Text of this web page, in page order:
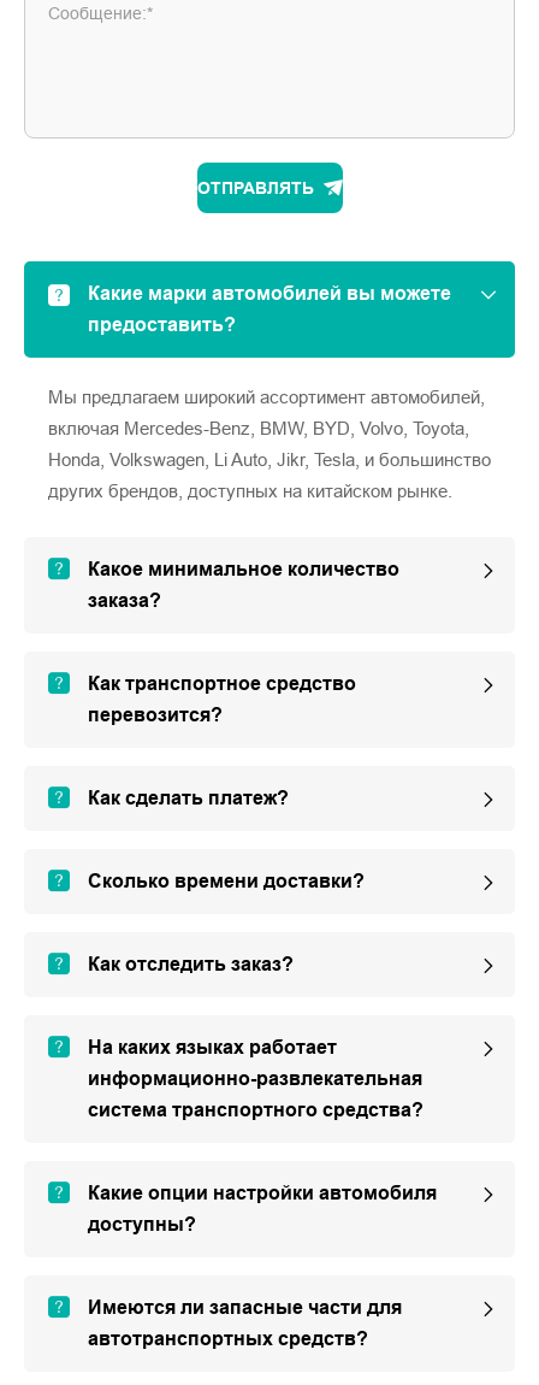
Сообщение:*
ОТПРАВЛЯТЬ
Какие марки автомобилей вы можете
предоставить?
Мы предлагаем широкий ассортимент автомобилей,
включая Mercedes-Benz, BMW, BYD, Volvo, Toyota,
Honda, Volkswagen, Li Auto, Jikr, Tesla, и большинство
других брендов, доступных на китайском рынке.
Какое минимальное количество
заказа?
Как транспортное средство
перевозится?
Как сделать платеж?
Сколько времени доставки?
Как отследить заказ?
На каких языках работает
информационно-развлекательная
система транспортного средства?
Какие опции настройки автомобиля
доступны?
Имеются ли запасные части для
автотранспортных средств?